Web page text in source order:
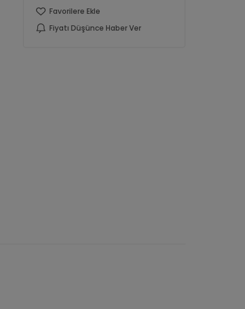
Favorilere Ekle
Fiyatı Düşünce Haber Ver